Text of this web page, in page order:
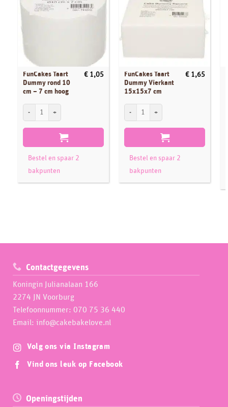
FunCakes Taart
Dummy rond 10
cm – 7 cm hoog
€ 1,05
FunCakes Taart Dummy rond 10 cm - 7 cm hoog aantal
Bestel en spaar 2
bakpunten
FunCakes Taart
Dummy Vierkant
15x15x7 cm
€ 1,65
FunCakes Taart Dummy Vierkant
Bestel en spaar 2
bakpunten
Contactgegevens
Koningin Julianalaan 166
2274 JN Voorburg
Telefoonnummer: 070 75 36 440
Email: info@cakebakelove.nl
Volg ons via Instagram
Vind ons leuk op Facebook
Openingstijden